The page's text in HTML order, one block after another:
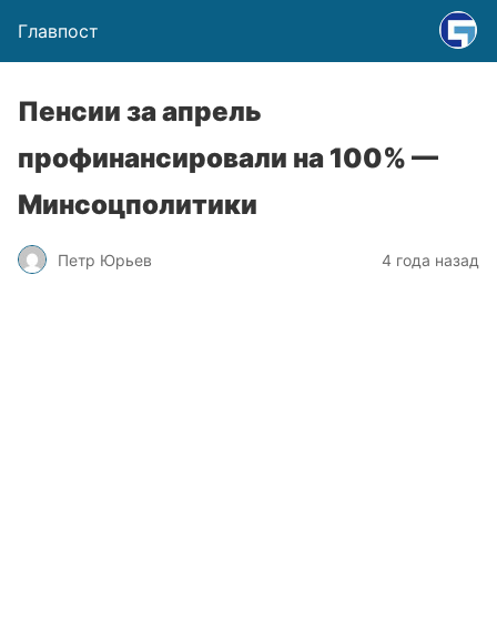
Главпост
Пенсии за апрель
профинансировали на 100% —
Минсоцполитики
Петр Юрьев 4 года назад